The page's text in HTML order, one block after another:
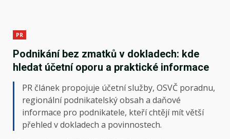
PR
Podnikání bez zmatků v dokladech: kde
hledat účetní oporu a praktické informace
PR článek propojuje účetní služby, OSVČ poradnu,
regionální podnikatelský obsah a daňové
informace pro podnikatele, kteří chtějí mít větší
přehled v dokladech a povinnostech.